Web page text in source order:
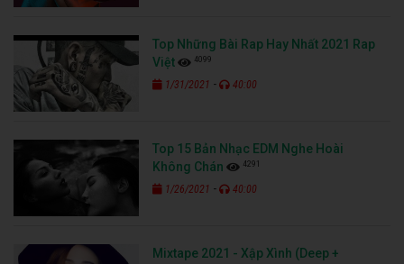
Top Những Bài Rap Hay Nhất 2021 Rap
Việt
4099
1/31/2021 - 40:00
Top 15 Bản Nhạc EDM Nghe Hoài
Không Chán
4291
1/26/2021 - 40:00
Mixtape 2021 - Xập Xình (Deep +